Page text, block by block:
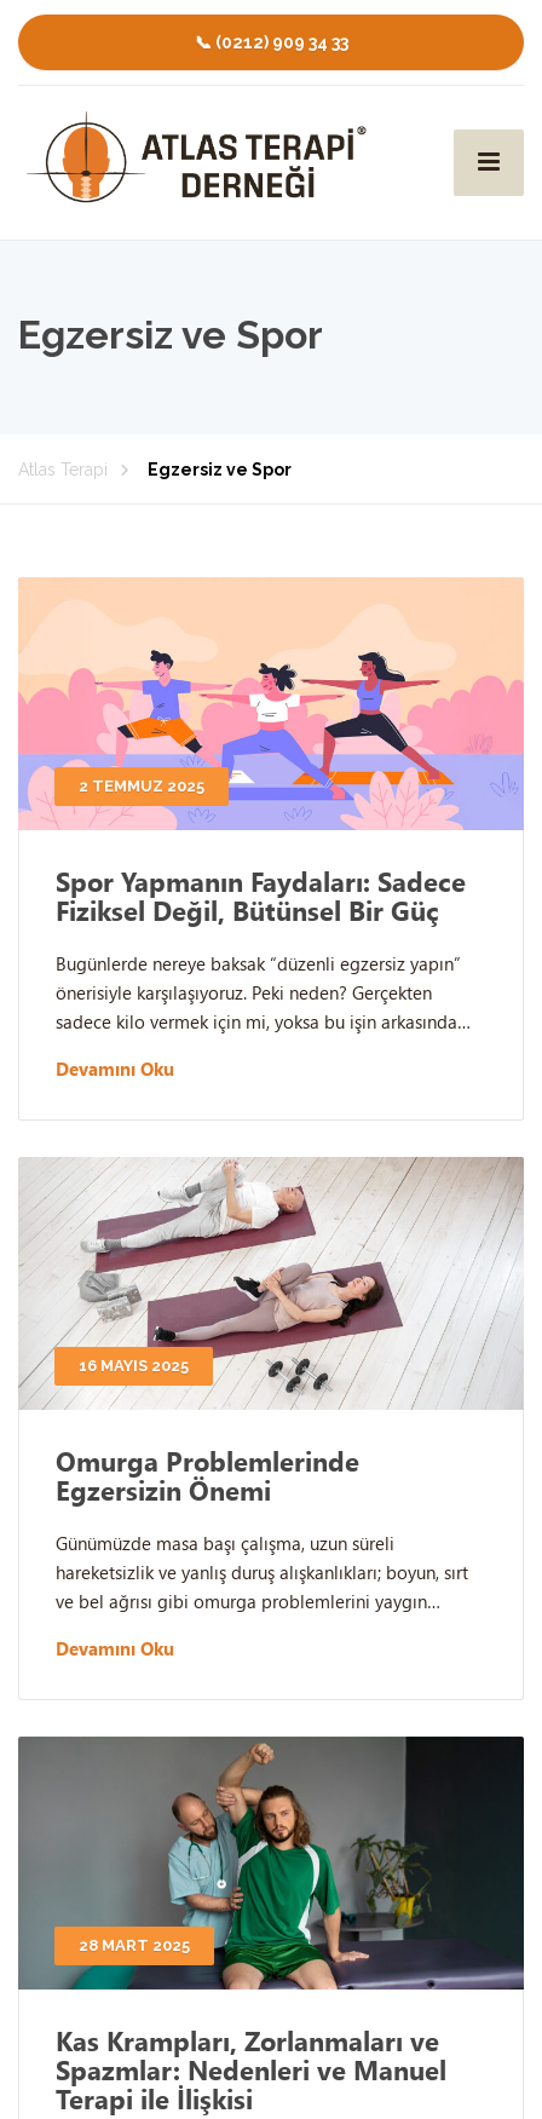
📞 (0212) 909 34 33
Egzersiz ve Spor
Atlas Terapi Egzersiz ve Spor
2 TEMMUZ 2025
Spor Yapmanın Faydaları: Sadece
Fiziksel Değil, Bütünsel Bir Güç
Bugünlerde nereye baksak “düzenli egzersiz yapın”
önerisiyle karşılaşıyoruz. Peki neden? Gerçekten
sadece kilo vermek için mi, yoksa bu işin arkasında…
Devamını Oku
16 MAYIS 2025
Omurga Problemlerinde
Egzersizin Önemi
Günümüzde masa başı çalışma, uzun süreli
hareketsizlik ve yanlış duruş alışkanlıkları; boyun, sırt
ve bel ağrısı gibi omurga problemlerini yaygın…
Devamını Oku
28 MART 2025
Kas Krampları, Zorlanmaları ve
Spazmlar: Nedenleri ve Manuel
Terapi ile İlişkisi